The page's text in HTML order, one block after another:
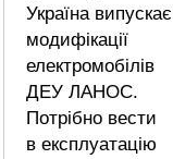
Україна випускає
модифікації
електромобілів
ДЕУ ЛАНОС.
Потрібно вести
в експлуатацію